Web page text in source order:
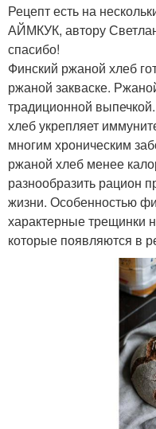
Рецепт есть на
АЙМКУК, автору
спасибо!
Финский ржаной хлеб
ржаной закваске.
традиционной
хлеб укрепляет
многим хроническим
ржаной хлеб менее
разнообразить рацион
жизни. Особенностью
характерные трещинки
которые появляются в